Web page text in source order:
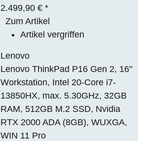
2.499,90 €*
Zum Artikel
Artikel vergriffen
Lenovo
Lenovo ThinkPad P16 Gen 2, 16"
Workstation, Intel 20-Core i7-
13850HX, max. 5.30GHz, 32GB
RAM, 512GB M.2 SSD, Nvidia
RTX 2000 ADA (8GB), WUXGA,
WIN 11 Pro